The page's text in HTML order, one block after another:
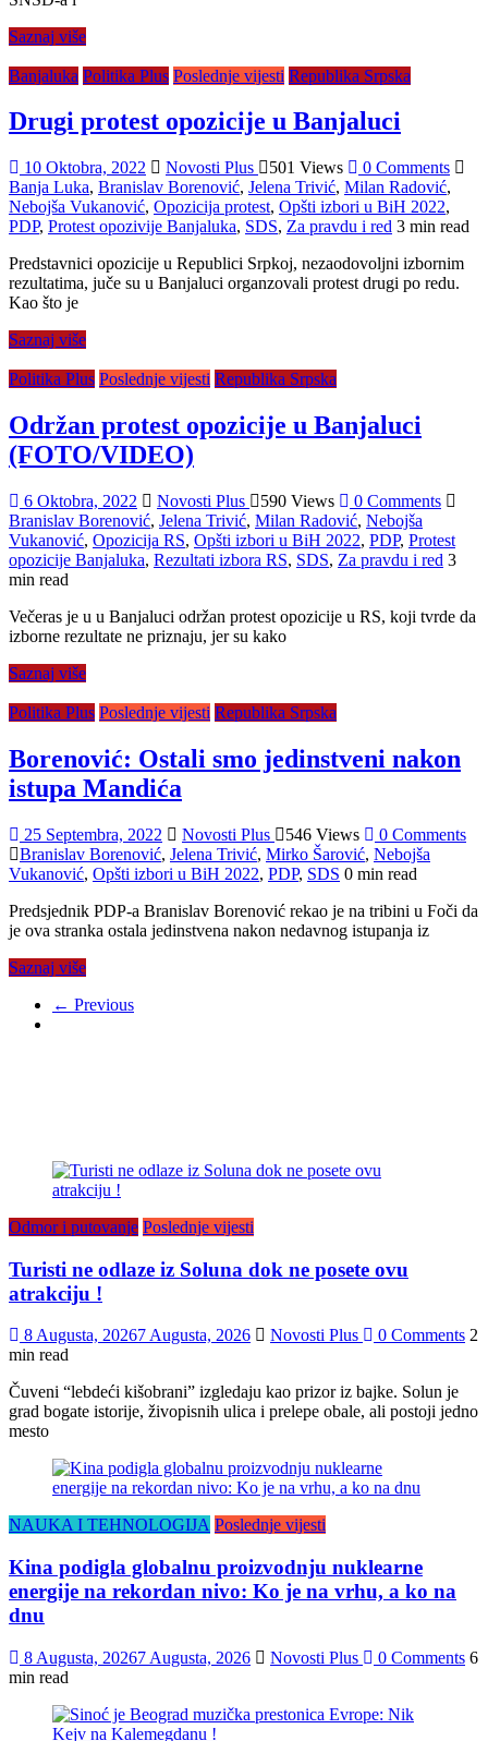
Saznaj više
Banjaluka Politika Plus Poslednje vijesti Republika Srpska
Drugi protest opozicije u Banjaluci
10 Oktobra, 2022 Novosti Plus 501 Views
0 Comments
Banja Luka, Branislav Borenović, Jelena Trivić, Milan Radović,
Nebojša Vukanović, Opozicija protest, Opšti izbori u BiH 2022,
PDP, Protest opozivije Banjaluka, SDS, Za pravdu i red 3 min read
Predstavnici opozicije u Republici Srpkoj, nezaodovoljni izbornim
rezultatima, juče su u Banjaluci organzovali protest drugi po redu.
Kao što je
Saznaj više
Politika Plus Poslednje vijesti Republika Srpska
Održan protest opozicije u Banjaluci
(FOTO/VIDEO)
6 Oktobra, 2022 Novosti Plus 590 Views
0 Comments
Branislav Borenović, Jelena Trivić, Milan Radović, Nebojša
Vukanović, Opozicija RS, Opšti izbori u BiH 2022, PDP, Protest
opozicije Banjaluka, Rezultati izbora RS, SDS, Za pravdu i red 3
min read
Večeras je u u Banjaluci održan protest opozicije u RS, koji tvrde da
izborne rezultate ne priznaju, jer su kako
Saznaj više
Politika Plus Poslednje vijesti Republika Srpska
Borenović: Ostali smo jedinstveni nakon
istupa Mandića
25 Septembra, 2022 Novosti Plus 546 Views
0 Comments
Branislav Borenović, Jelena Trivić, Mirko Šarović, Nebojša
Vukanović, Opšti izbori u BiH 2022, PDP, SDS 0 min read
Predsjednik PDP-a Branislav Borenović rekao je na tribini u Foči da
je ova stranka ostala jedinstvena nakon nedavnog istupanja iz
Saznaj više
← Previous
Odmor i putovanje Poslednje vijesti
Turisti ne odlaze iz Soluna dok ne posete ovu
atrakciju !
8 Augusta, 20267 Augusta, 2026 Novosti Plus 0 Comments 2
min read
Čuveni “lebdeći kišobrani” izgledaju kao prizor iz bajke. Solun je
grad bogate istorije, živopisnih ulica i prelepe obale, ali postoji jedno
mesto
NAUKA I TEHNOLOGIJA Poslednje vijesti
Kina podigla globalnu proizvodnju nuklearne
energije na rekordan nivo: Ko je na vrhu, a ko na
dnu
8 Augusta, 20267 Augusta, 2026 Novosti Plus 0 Comments 6
min read